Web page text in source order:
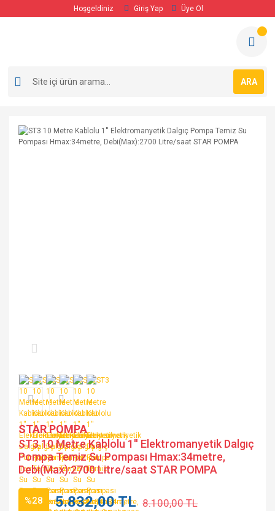
Hoşgeldiniz Giriş Yap Üye Ol
ARA
STAR POMPA
ST3 10 Metre Kablolu 1'' Elektromanyetik Dalgıç
Pompa Temiz Su Pompası Hmax:34metre,
Debi(Max):2700 Litre/saat STAR POMPA
%28 5.832,00 TL 8.100,00 TL